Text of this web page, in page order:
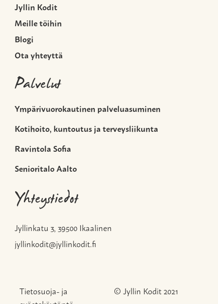
Jyllin Kodit
Meille töihin
Blogi
Ota yhteyttä
Palvelut
Ympärivuorokautinen palveluasuminen
Kotihoito, kuntoutus ja terveysliikunta
Ravintola Sofia
Senioritalo Aalto
Yhteystiedot
Jyllinkatu 3, 39500 Ikaalinen
jyllinkodit@jyllinkodit.fi
© Jyllin Kodit 2021
Tietosuoja- ja